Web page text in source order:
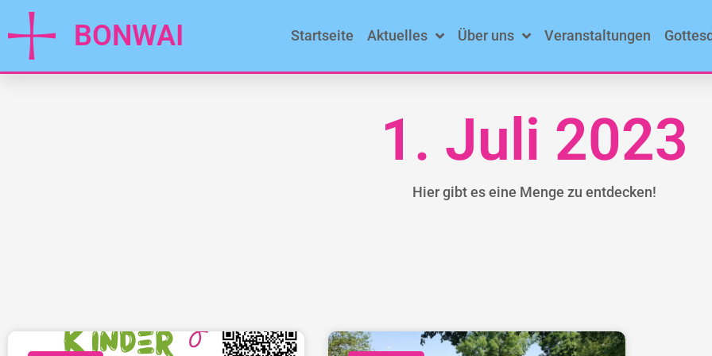
BONWAI Startseite Aktuelles Über uns Veranstaltungen
1. Juli 2023
Hier gibt es eine Menge zu entdecken!